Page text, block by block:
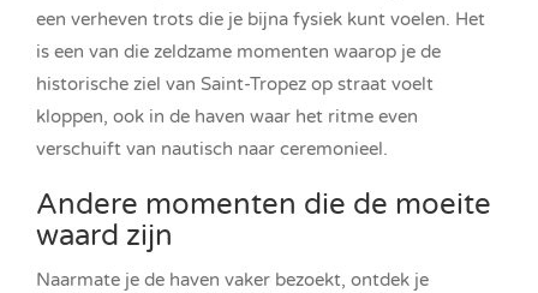
een verheven trots die je bijna fysiek kunt voelen. Het
is een van die zeldzame momenten waarop je de
historische ziel van Saint-Tropez op straat voelt
kloppen, ook in de haven waar het ritme even
verschuift van nautisch naar ceremonieel.
Andere momenten die de moeite
waard zijn
Naarmate je de haven vaker bezoekt, ontdek je